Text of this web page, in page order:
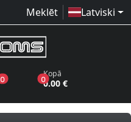
Meklēt Latviski
0produkti vēlmju sarakstā
0produkti grozā
Kopā
0.00 €